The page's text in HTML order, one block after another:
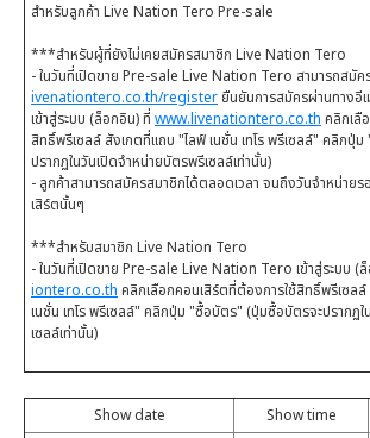
สำหรับลูกค้า Live Nation Tero Pre-sale
***สำหรับผู้ที่ยังไม่เคยสมัครสมาชิก Live Nation Tero
- ในวันที่เปิดขาย Pre-sale Live Nation Tero สามารถสมัค
ivenationtero.co.th/register ยืนยันการสมัครผ่านทางอี
เข้าสู่ระบบ (ล็อกอิน) ที่ www.livenationtero.co.th คลิกเลื
สิทธิ์พรีเซลล์ สังเกตที่แถบ "ไลฟ์ เนชั่น เทโร พรีเซลล์" คลิก
ปรากฏในวันเปิดจำหน่ายบัตรพรีเซลล์เท่านั้น)
- ลูกค้าสามารถสมัครสมาชิกได้ตลอดเวลา จนถึงวันจำหน่าย
เสิร์ตนั้นๆ
***สำหรับสมาชิก Live Nation Tero
- ในวันที่เปิดขาย Pre-sale Live Nation Tero เข้าสู่ระบบ (
iontero.co.th คลิกเลือกคอนเสิร์ตที่ต้องการใช้สิทธิ์พรีเซล
เนชั่น เทโร พรีเซลล์" คลิกปุ่ม "ซื้อบัตร" (ปุ่มซื้อบัตรจะปรากฏ
เซลล์เท่านั้น)
Show date Show time